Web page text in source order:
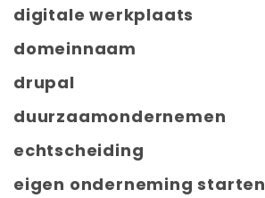
digitale werkplaats
domeinnaam
drupal
duurzaamondernemen
echtscheiding
eigen onderneming starten